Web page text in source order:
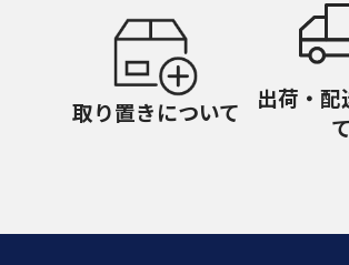
取り置きについて
出荷・配
て